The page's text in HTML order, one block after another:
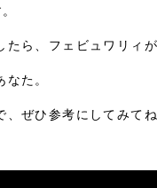
たら、フェビュワリィが
た。
ぜひ参考にしてみてね